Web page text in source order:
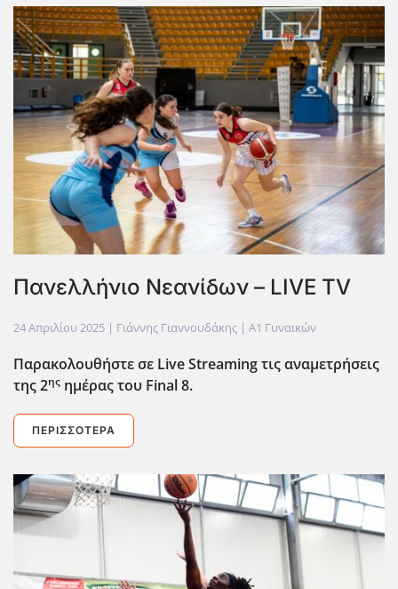
Πανελλήνιο Νεανίδων – LIVE TV
24 Απριλίου 2025 | Γιάννης Γιαννουδάκης | Α1 Γυναικών
Παρακολουθήστε σε LiveStreamingτις αναμετρήσεις
της 2ης ημέρας του Final8.
ΠΕΡΙΣΣΌΤΕΡΑ